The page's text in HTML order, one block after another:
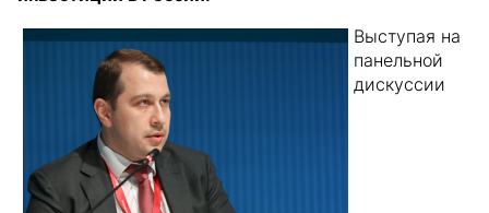
Выступая на
панельной
дискуссии